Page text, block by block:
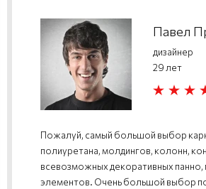
Павел
дизайнер
29 лет
Пожалуй, самый большой выбор
полиуретана, молдингов, колонн,
всевозможных декоративных панно,
элементов. Очень большой выбор